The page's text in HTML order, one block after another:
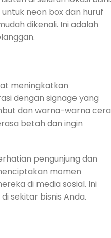
neon box dan huruf
dikenali. Ini adalah
meningkatkan
dengan signage yang
dan warna-warna
betah dan ingin
pengunjung dan
momen
di media sosial. Ini
sekitar bisnis Anda.